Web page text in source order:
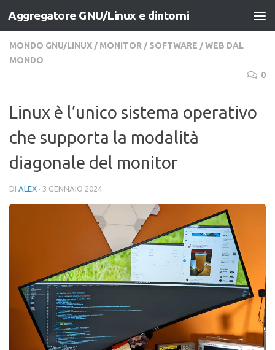
Salta al contenuto
Aggregatore GNU/Linux e dintorni
MONDO GNU/LINUX / MONITOR / SOFTWARE /WEB DAL
MONDO
0
Linux è l’unico sistema operativo
che supporta la modalità
diagonale del monitor
DI ALEX · 3 GENNAIO 2024